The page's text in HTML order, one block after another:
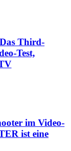
Third-
Test,
im Video-
ist eine